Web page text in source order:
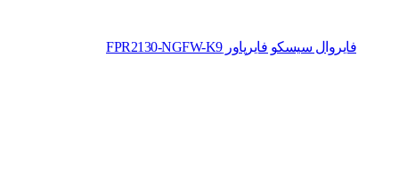
فایروال سیسکو فایرپاور FPR2130-NGFW-K9